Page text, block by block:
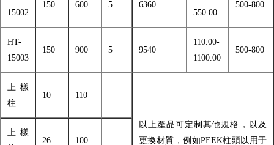
15002
150 600 5 6360
550.00
500-800
HT-
15003
150 900 5 9540
110.00-
1100.00
500-800
上樣
柱
10 110
以上產品可定制其他規格，以及
更換材質，例如PEEK柱頭以用于
上樣
26 100